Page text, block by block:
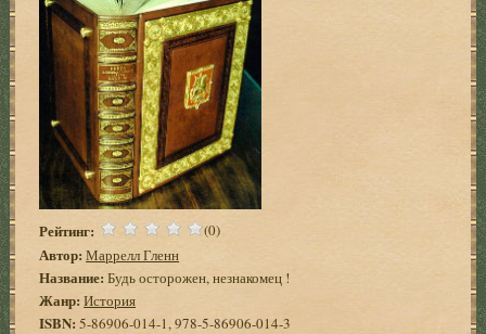
Рейтинг: (0)
Автор: Маррелл Гленн
Название: Будь осторожен, незнакомец !
Жанр: История
ISBN: 5-86906-014-1, 978-5-86906-014-3